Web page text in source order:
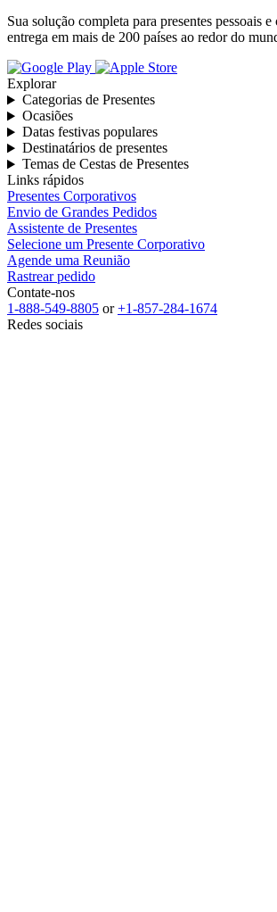
Sua solução completa para presentes pessoais
entrega em mais de 200 países ao redor do
Explorar
Categorias de Presentes
Ocasiões
Datas festivas populares
Destinatários de presentes
Temas de Cestas de Presentes
Links rápidos
Presentes Corporativos
Envio de Grandes Pedidos
Assistente de Presentes
Selecione um Presente Corporativo
Agende uma Reunião
Rastrear pedido
Contate-nos
1-888-549-8805 or+1-857-284-1674
Redes sociais